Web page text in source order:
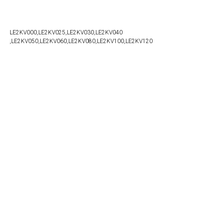
LE2KV000,LE2KV025,LE2KV030,LE2KV040
,LE2KV050,LE2KV060,LE2KV080,LE2KV100,LE2KV120